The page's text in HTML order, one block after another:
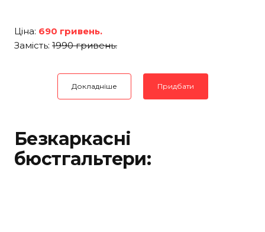
Ціна: 690 гривень.
Замість: 1990 гривень.
Докладніше Придбати
Безкаркасні
бюстгальтери: